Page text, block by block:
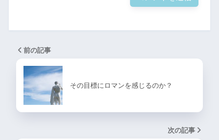
前の記事
その目標にロマンを感じるのか？
次の記事